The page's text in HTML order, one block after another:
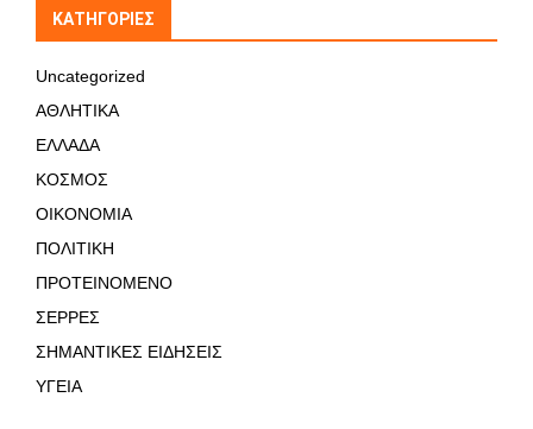
KΑΤΗΓΟΡΊΕΣ
Uncategorized
ΑΘΛΗΤΙΚΑ
ΕΛΛΑΔΑ
ΚΟΣΜΟΣ
ΟΙΚΟΝΟΜΙΑ
ΠΟΛΙΤΙΚΗ
ΠΡΟΤΕΙΝΟΜΕΝΟ
ΣΕΡΡΕΣ
ΣΗΜΑΝΤΙΚΕΣ ΕΙΔΗΣΕΙΣ
ΥΓΕΙΑ